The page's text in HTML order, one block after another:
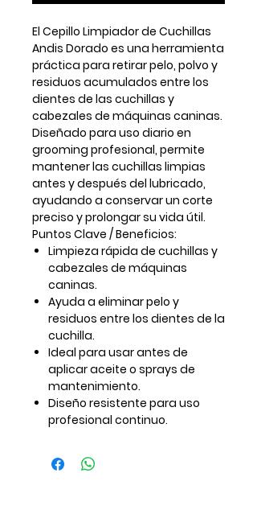
El Cepillo Limpiador de Cuchillas
Andis Dorado es una herramienta
práctica para retirar pelo, polvo y
residuos acumulados entre los
dientes de las cuchillas y
cabezales de máquinas caninas.
Diseñado para uso diario en
grooming profesional, permite
mantener las cuchillas limpias
antes y después del lubricado,
ayudando a conservar un corte
preciso y prolongar su vida útil.
Puntos Clave / Beneficios:
Limpieza rápida de cuchillas y
cabezales de máquinas
caninas.
Ayuda a eliminar pelo y
residuos entre los dientes de la
cuchilla.
Ideal para usar antes de
aplicar aceite o sprays de
mantenimiento.
Diseño resistente para uso
profesional continuo.